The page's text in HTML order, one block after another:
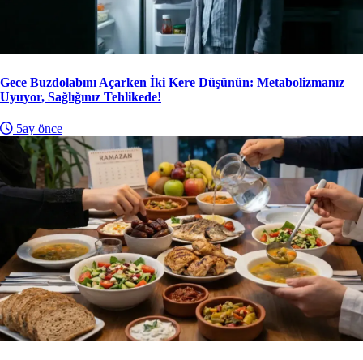
Gece Buzdolabını Açarken İki Kere Düşünün: Metabolizmanız
Uyuyor, Sağlığınız Tehlikede!
5ay önce